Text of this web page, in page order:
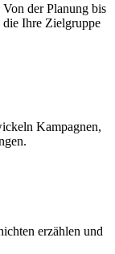
der Planung bis
Ihre Zielgruppe
Kampagnen,
erzählen und